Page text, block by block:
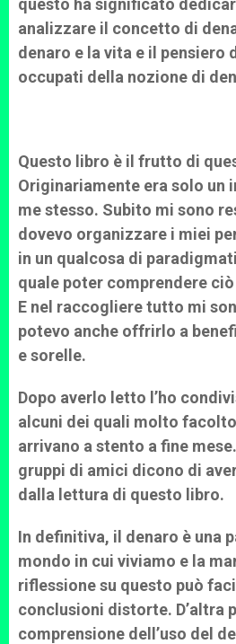
questo ha significato
analizzare il concetto di
denaro e la vita e il pensiero
occupati della nozione di
Questo libro è il frutto di
Originariamente era solo un
me stesso. Subito mi sono
dovevo organizzare i miei
in un qualcosa di
quale poter comprendere
E nel raccogliere tutto mi
potevo anche offrirlo a
e sorelle.
Dopo averlo letto l’ho
alcuni dei quali molto
arrivano a stento a fine
gruppi di amici dicono di
dalla lettura di questo libro.
In definitiva, il denaro è una
mondo in cui viviamo e la
riflessione su questo può
conclusioni distorte. D’altra
comprensione dell’uso del